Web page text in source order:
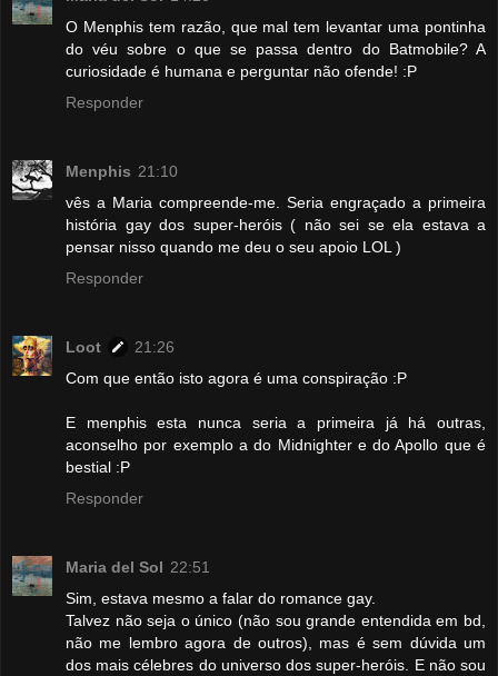
O Menphis tem razão, que mal tem levantar uma pontinha
do véu sobre o que se passa dentro do Batmobile? A
curiosidade é humana e perguntar não ofende! :P
Responder
Menphis 21:10
vês a Maria compreende-me. Seria engraçado a primeira
história gay dos super-heróis ( não sei se ela estava a
pensar nisso quando me deu o seu apoio LOL )
Responder
Loot
21:26
Com que então isto agora é uma conspiração :P
E menphis esta nunca seria a primeira já há outras,
aconselho por exemplo a do Midnighter e do Apollo que é
bestial :P
Responder
Maria del Sol 22:51
Sim, estava mesmo a falar do romance gay.
Talvez não seja o único (não sou grande entendida em bd,
não me lembro agora de outros), mas é sem dúvida um
dos mais célebres do universo dos super-heróis. E não sou